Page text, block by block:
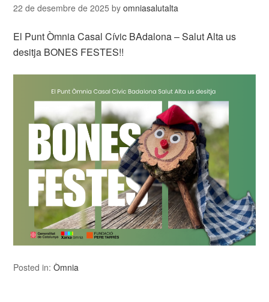
22 de desembre de 2025 byomniasalutalta
El Punt Òmnia Casal Cívic BAdalona – Salut Alta us
desitja BONES FESTES!!
Posted in:Òmnia